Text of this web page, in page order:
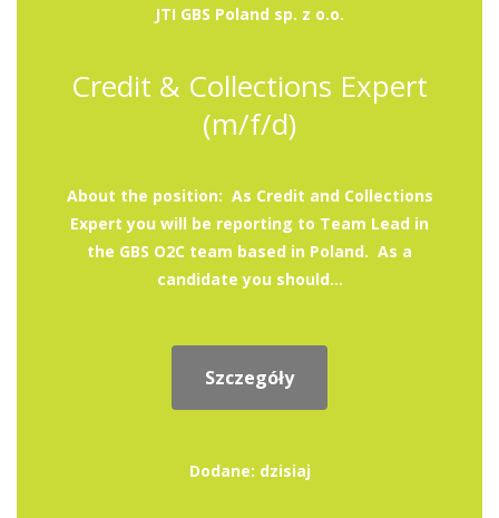
JTI GBS Poland sp. z o.o.
Credit & Collections Expert
(m/f/d)
About the position: As Credit and Collections
Expert you will be reporting to Team Lead in
the GBS O2C team based in Poland. As a
candidate you should...
Szczegóły
Dodane: dzisiaj